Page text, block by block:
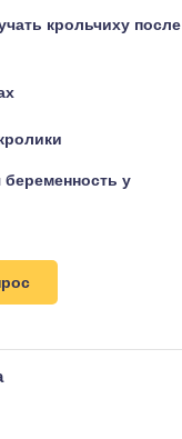
крольчиху после
у